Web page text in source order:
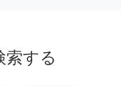
索する